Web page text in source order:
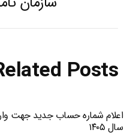
Posts
اعلام شماره حساب جدید جهت
سال ۱۴۰۵